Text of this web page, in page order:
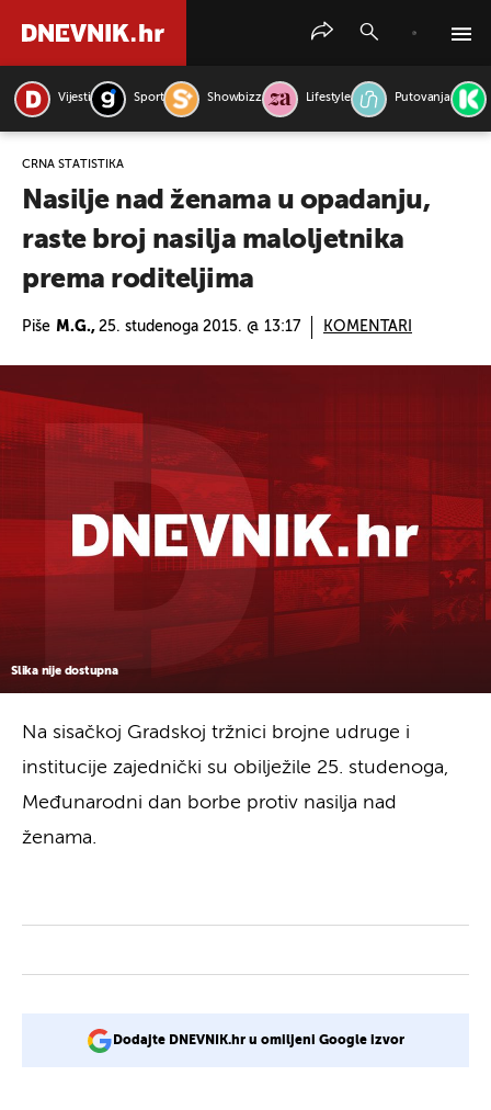
Vijesti Sport Showbizz Lifestyle Putovanja
CRNA STATISTIKA
Nasilje nad ženama u opadanju,
raste broj nasilja maloljetnika
prema roditeljima
Piše M.G., 25. studenoga 2015. @ 13:17 KOMENTARI
Slika nije dostupna
Na sisačkoj Gradskoj tržnici brojne udruge i
institucije zajednički su obilježile 25. studenoga,
Međunarodni dan borbe protiv nasilja nad
ženama.
Dodajte DNEVNIK.hr u omiljeni Google izvor
PRETRAŽITE VIJESTI